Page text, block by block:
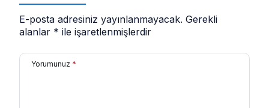
E-posta adresiniz yayınlanmayacak. Gerekli
alanlar * ile işaretlenmişlerdir
Yorumunuz *